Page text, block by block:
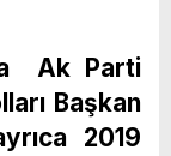
Ak Parti
Başkan
2019